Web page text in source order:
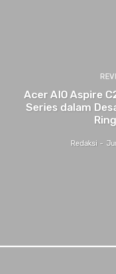
Acer AIO Aspire
Series dalam
Redaksi -